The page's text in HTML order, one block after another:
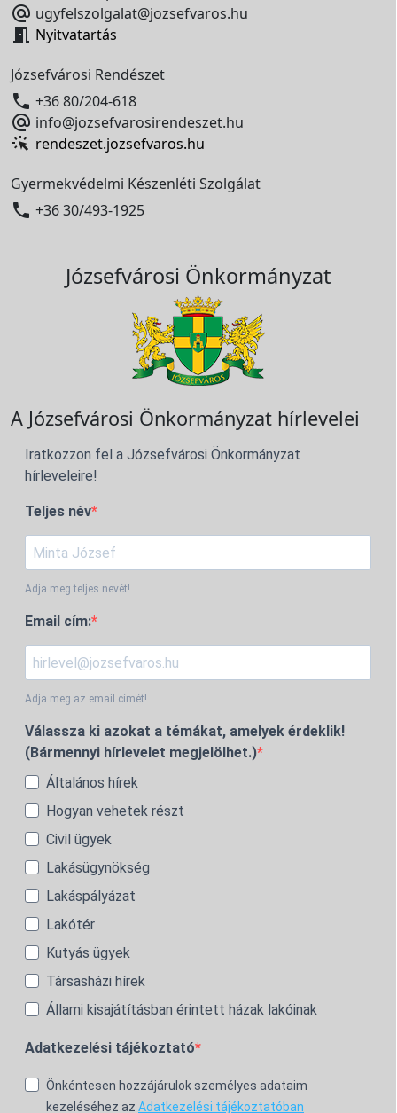
 ugyfelszolgalat@jozsefvaros.hu
 Nyitvatartás
Józsefvárosi Rendészet
 +36 80/204-618
 info@jozsefvarosirendeszet.hu
rendeszet.jozsefvaros.hu
Gyermekvédelmi Készenléti Szolgálat
 +36 30/493-1925
Józsefvárosi Önkormányzat
A Józsefvárosi Önkormányzat hírlevelei
Iratkozzon fel a Józsefvárosi Önkormányzat
hírleveleire!
Teljes név
Adja meg teljes nevét!
Email cím:
Adja meg az email címét!
Válassza ki azokat a témákat, amelyek érdeklik!
(Bármennyi hírlevelet megjelölhet.)
Általános hírek
Hogyan vehetek részt
Civil ügyek
Lakásügynökség
Lakáspályázat
Lakótér
Kutyás ügyek
Társasházi hírek
Állami kisajátításban érintett házak lakóinak
Adatkezelési tájékoztató
Önkéntesen hozzájárulok személyes adataim
kezeléséhez az Adatkezelési tájékoztatóban